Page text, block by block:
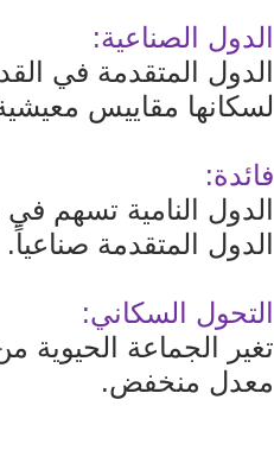
الدول الصناعية:
الدول المتقدمة في
لسكانها مقاييس
فائدة:
الدول النامية تسهم
الدول المتقدمة صناعياً.
التحول السكاني:
تغير الجماعة
معدل منخفض.